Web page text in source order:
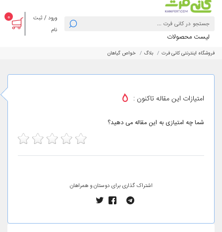
ورود / ثبت
نام
0
لیست محصولات
فروشگاه اینترنتی کانی فرت بلاگ خواص گیاهان
امتیازات این مقاله تاکنون : 5
شما چه امتیازی به این مقاله می دهید؟
اشتراک گذاری برای دوستان و همراهان